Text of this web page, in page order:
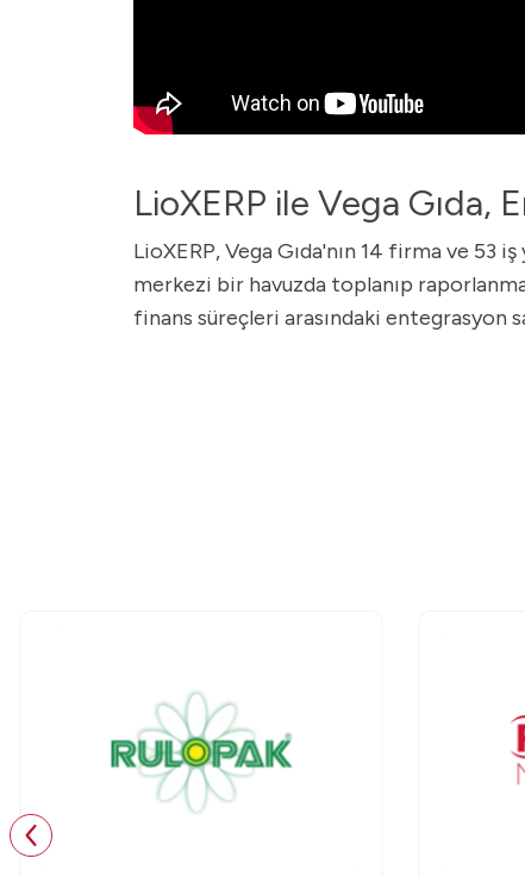
LioXERP ile Vega Gıda,
LioXERP, Vega Gıda'nın 14 firma ve
merkezi bir havuzda toplanıp
finans süreçleri arasındaki entegrasyon